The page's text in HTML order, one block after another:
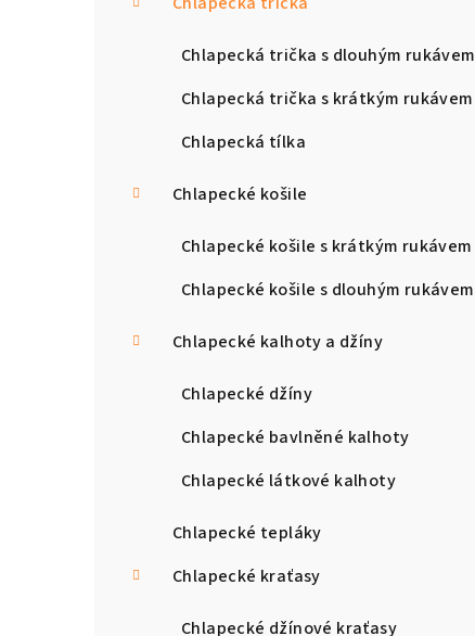
Chlapecká trička s dlouhým rukávem
Chlapecká trička s krátkým rukávem
Chlapecká tílka
Chlapecké košile
Chlapecké košile s krátkým rukávem
Chlapecké košile s dlouhým rukávem
Chlapecké kalhoty a džíny
Chlapecké džíny
Chlapecké bavlněné kalhoty
Chlapecké látkové kalhoty
Chlapecké tepláky
Chlapecké kraťasy
Chlapecké džínové kraťasy